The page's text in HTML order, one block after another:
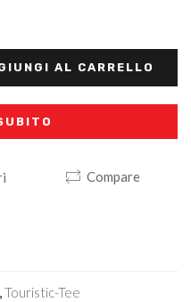
AL CARRELLO
Compare
,Touristic-Tee